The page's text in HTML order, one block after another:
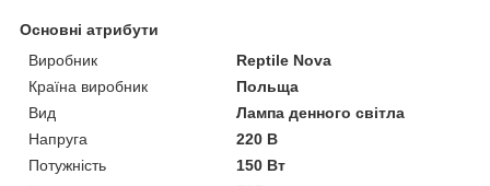
Основні атрибути
Виробник
Reptile Nova
Країна виробник
Польща
Вид
Лампа денного світла
Напруга
220 В
Потужність
150 Вт